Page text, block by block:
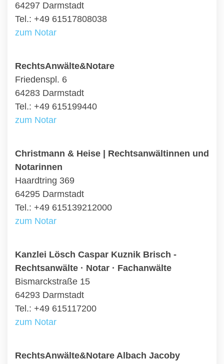
64297 Darmstadt
Tel.: +49 61517808038
zum Notar
RechtsAnwälte&Notare
Friedenspl. 6
64283 Darmstadt
Tel.: +49 615199440
zum Notar
Christmann & Heise | Rechtsanwältinnen und
Notarinnen
Haardtring 369
64295 Darmstadt
Tel.: +49 615139212000
zum Notar
Kanzlei Lösch Caspar Kuznik Brisch -
Rechtsanwälte · Notar · Fachanwälte
Bismarckstraße 15
64293 Darmstadt
Tel.: +49 615117200
zum Notar
RechtsAnwälte&Notare Albach Jacoby